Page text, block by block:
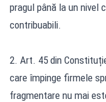
pragul până la un nivel
contribuabili.
2. Art. 45 din
care împinge firmele
fragmentare nu mai